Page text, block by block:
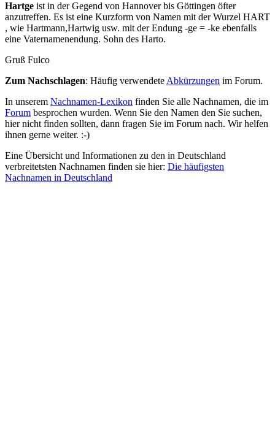
Hartge ist in der Gegend von Hannover bis Göttingen öfter
anzutreffen. Es ist eine Kurzform von Namen mit der Wurzel HART
, wie Hartmann,Hartwig usw. mit der Endung -ge = -ke ebenfalls
eine Vaternamenendung. Sohn des Harto.
Gruß Fulco
Zum Nachschlagen: Häufig verwendete Abkürzungen im Forum.
In unserem Nachnamen-Lexikon finden Sie alle Nachnamen, die im
Forum besprochen wurden. Wenn Sie den Namen den Sie suchen,
hier nicht finden sollten, dann fragen Sie im Forum nach. Wir helfen
ihnen gerne weiter. :-)
Eine Übersicht und Informationen zu den in Deutschland
verbreitetsten Nachnamen finden sie hier: Die häufigsten
Nachnamen in Deutschland